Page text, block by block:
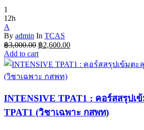
1
12h
A
By admin In TCAS
฿3,000.00 Original
price
was:
฿3,000.00.
฿2,600.00Current
is:
฿2,600.00.
Add to cart
INTENSIVE TPAT1 : คอร์สสรุปเ
TPAT1 (วิชาเฉพาะ กสพท)